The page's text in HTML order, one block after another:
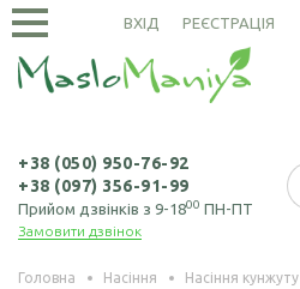
ВХІД РЕЄСТРАЦІЯ
+38 (050) 950-76-92
+38 (097) 356-91-99
Прийом дзвінків з 9-1800 ПН-ПТ
Замовити дзвінок
ОЛІЇ
ХОЛОДНОГО
Амарантова олія
Арахісова олія
кісточок олія
ОЛІЇ
ЕКСТРАКЦІЙНІ
Амарантова олія
БОРОШНО
Головна Насіння Насіння кунжуту